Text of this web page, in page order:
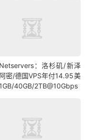
：洛杉矶/新泽
密/德国VPS年付14.95美
40GB/2TB@10Gbps